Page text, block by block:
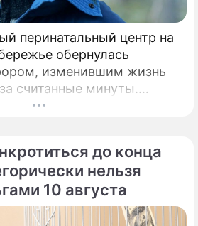
перинатальный центр на
обернулась
изменившим жизнь
считанные минуты.
в Центральной Америке и
возлюбленного актрисы
до конца
нельзя
10 августа